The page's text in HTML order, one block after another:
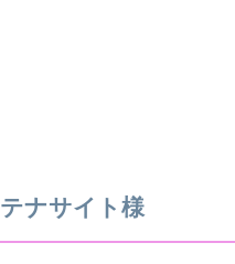
ナサイト様